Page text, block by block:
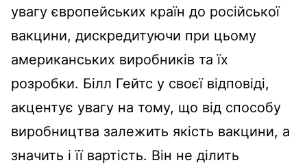
увагу європейських країн до російської
вакцини, дискредитуючи при цьому
американських виробників та їх
розробки. Білл Гейтс у своєї відповіді,
акцентує увагу на тому, що від способу
виробництва залежить якість вакцини, а
значить і її вартість. Він не ділить